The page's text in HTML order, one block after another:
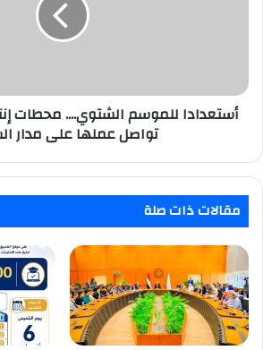
عملها
على
أستعدادا للموسم الشتوي.... محطات
تواصل عملها على مدار
مقالات ذات صلة